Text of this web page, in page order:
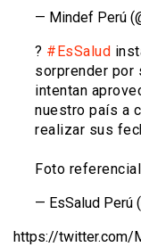
— Mindef Perú
? #EsSalud
sorprender por
intentan
nuestro país a
realizar sus
Foto
— EsSalud Perú
https://twitter.com/